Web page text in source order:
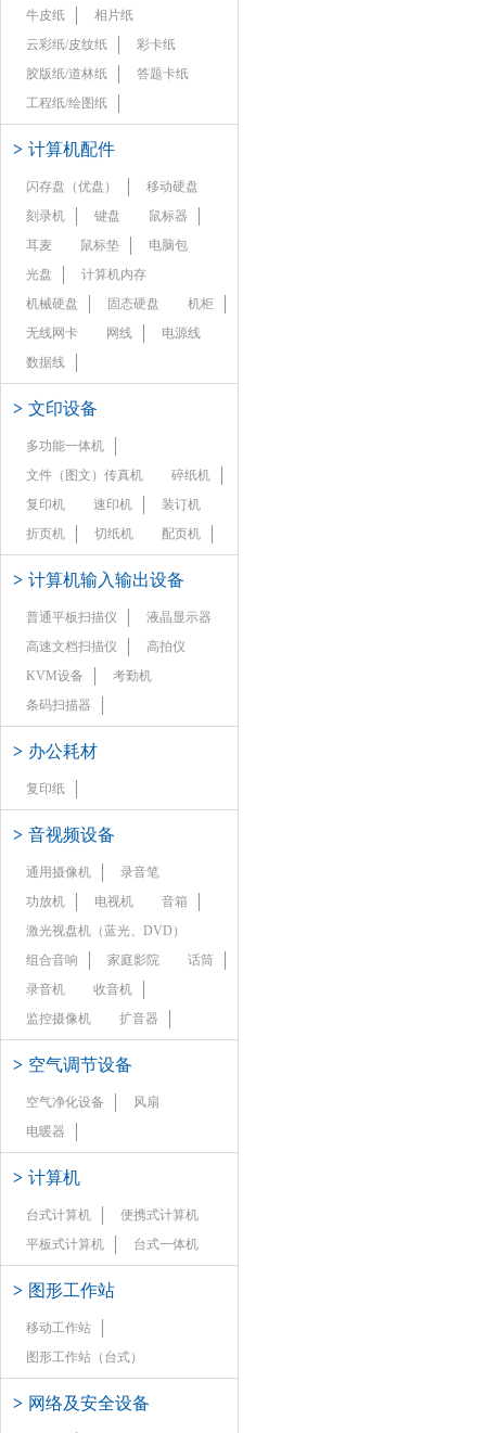
牛皮纸
相片纸
云彩纸/皮纹纸
彩卡纸
胶版纸/道林纸
答题卡纸
工程纸/绘图纸
> 计算机配件
闪存盘（优盘）
移动硬盘
刻录机
键盘
鼠标器
耳麦
鼠标垫
电脑包
光盘
计算机内存
机械硬盘
固态硬盘
机柜
无线网卡
网线
电源线
数据线
> 文印设备
多功能一体机
文件（图文）传真机
碎纸机
复印机
速印机
装订机
折页机
切纸机 配页机
> 计算机输入输出设备
普通平板扫描仪
液晶显示器
高速文档扫描仪
高拍仪
KVM设备
考勤机
条码扫描器
> 办公耗材
复印纸
> 音视频设备
通用摄像机
录音笔
功放机
电视机
音箱
激光视盘机（蓝光、DVD）
组合音响
家庭影院
话筒
录音机
收音机
监控摄像机
扩音器
> 空气调节设备
空气净化设备
风扇
电暖器
> 计算机
台式计算机
便携式计算机
平板式计算机
台式一体机
> 图形工作站
移动工作站
图形工作站（台式）
> 网络及安全设备